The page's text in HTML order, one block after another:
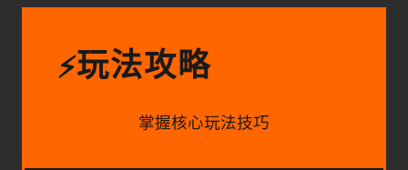
⚡玩法攻略
掌握核心玩法技巧